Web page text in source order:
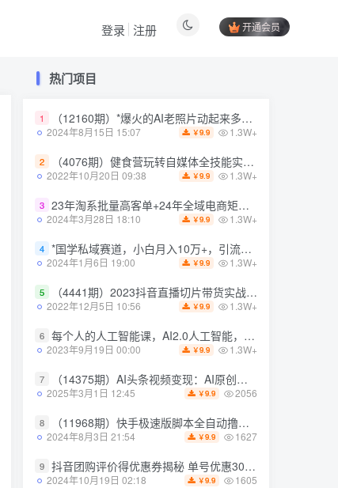
开通会员
登录 注册
热门项目
1 （12160期）*爆火的AI老照片动起来多重变现教程，蹭热点日赚3000+，内含免费工具
2024年8月15日 15:07 ￥9.9 1.3W+
2 （4076期）健食营玩转自媒体全技能实操，从无到有到精通，零基础也能打造*IP
2022年10月20日 09:38 ￥9.9 1.3W+
3 23年淘系批量高客单+24年全域电商矩阵，批量高客单线上课（109节课）
2024年3月28日 18:10 ￥9.9 1.3W+
4 *国学私域赛道，小白月入10万+，引流+转化完整流程【揭秘】
2024年1月6日 19:00 ￥9.9 1.3W+
5 （4441期）2023抖音直播切片带货实战，0基础+零资源+零经验 月入10W+借力IP实现躺赚
2022年12月5日 10:56 ￥9.9 1.3W+
6 每个人的人工智能课，AI2.0人工智能，零基础入门
2023年9月19日 00:00 ￥9.9 1.3W+
7 （14375期）AI头条视频变现：AI原创搬运玩法，无需剪辑，多平台发布，单号日入30-300
2025年3月1日 12:45 ￥9.9 2056
8 （11968期）快手极速版脚本全自动撸金看广告、刷视频单号收益50＋可批量操作
2024年8月3日 21:54 ￥9.9 1627
9 抖音团购评价得优惠券揭秘 单号优惠30-50 详细教程
2024年10月19日 02:18 ￥9.9 1605
热门项目
1 （12160期）*爆火的AI老照片动起来多重变现教程，蹭热点日赚3000+，内含免费工具
2024年8月15日 15:07 ￥9.9 1.3W+
2 （4076期）健食营玩转自媒体全技能实操，从无到有到精通，零基础也能打造*IP
2022年10月20日 09:38 ￥9.9 1.3W+
3 23年淘系批量高客单+24年全域电商矩阵，批量高客单线上课（109节课）
2024年3月28日 18:10 ￥9.9 1.3W+
4 *国学私域赛道，小白月入10万+，引流+转化完整流程【揭秘】
2024年1月6日 19:00 ￥9.9 1.3W+
5 （4441期）2023抖音直播切片带货实战，0基础+零资源+零经验 月入10W+借力IP实现躺赚
2022年12月5日 10:56 ￥9.9 1.3W+
6 每个人的人工智能课，AI2.0人工智能，零基础入门
2023年9月19日 00:00 ￥9.9 1.3W+
7 （14375期）AI头条视频变现：AI原创搬运玩法，无需剪辑，多平台发布，单号日入30-300
2025年3月1日 12:45 ￥9.9 2056
8 （11968期）快手极速版脚本全自动撸金看广告、刷视频单号收益50＋可批量操作
2024年8月3日 21:54 ￥9.9 1627
9 抖音团购评价得优惠券揭秘 单号优惠30-50 详细教程
2024年10月19日 02:18 ￥9.9 1605